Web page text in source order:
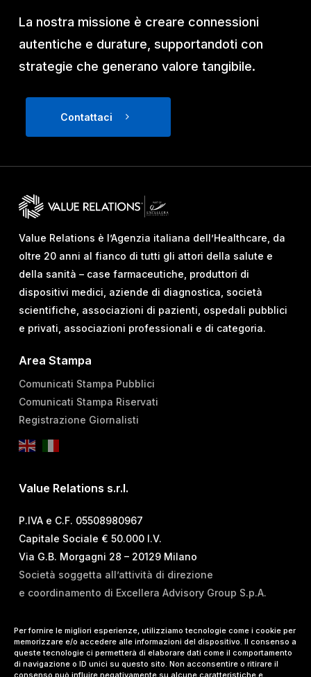
Per fornire le migliori esperienze, utilizziamo tecnologie come i cookie per
memorizzare e/o accedere alle informazioni del dispositivo. Il consenso a
queste tecnologie ci permetterà di elaborare dati come il comportamento
di navigazione o ID unici su questo sito. Non acconsentire o ritirare il
consenso può influire negativamente su alcune caratteristiche e
La nostra missione è creare connessioni
autentiche e durature, supportandoti con
strategie che generano valore tangibile.
Contattaci
Value Relations è l’Agenzia italiana dell’Healthcare, da
oltre 20 anni al fianco di tutti gli attori della salute e
della sanità – case farmaceutiche, produttori di
dispositivi medici, aziende di diagnostica, società
scientifiche, associazioni di pazienti, ospedali pubblici
e privati, associazioni professionali e di categoria.
Area Stampa
Comunicati Stampa Pubblici
Comunicati Stampa Riservati
Registrazione Giornalisti
Value Relations s.r.l.
P.IVA e C.F. 05508980967
Capitale Sociale € 50.000 I.V.
Via G.B. Morgagni 28 – 20129 Milano
Società soggetta all’attività di direzione
e coordinamento di Excellera Advisory Group S.p.A.
T. +39 02 84 99 02 01
E.info@vrelations.it